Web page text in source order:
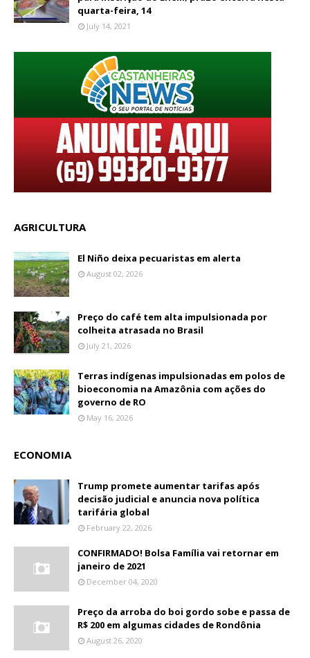
quarta-feira, 14
July 14, 2021
AGRICULTURA
El Niño deixa pecuaristas em alerta
August 02, 2026
Preço do café tem alta impulsionada por
colheita atrasada no Brasil
July 21, 2026
Terras indígenas impulsionadas em polos de
bioeconomia na Amazônia com ações do
governo de RO
May 16, 2026
ECONOMIA
Trump promete aumentar tarifas após
decisão judicial e anuncia nova política
tarifária global
February 22, 2026
CONFIRMADO! Bolsa Família vai retornar em
janeiro de 2021
December 04, 2020
Preço da arroba do boi gordo sobe e passa de
R$ 200 em algumas cidades de Rondônia
August 26, 2020